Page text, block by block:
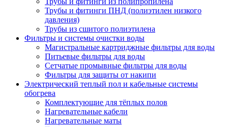
Трубы и фитинги ПНД (полиэтилен низкого
давления)
Трубы из сшитого полиэтилена
Фильтры и системы очистки воды
Магистральные картриджные фильтры для воды
Питьевые фильтры для воды
Сетчатые промывные фильтры для воды
Фильтры для защиты от накипи
Электрический теплый пол и кабельные системы
обогрева
Комплектующие для тёплых полов
Нагревательные кабели
Нагревательные маты